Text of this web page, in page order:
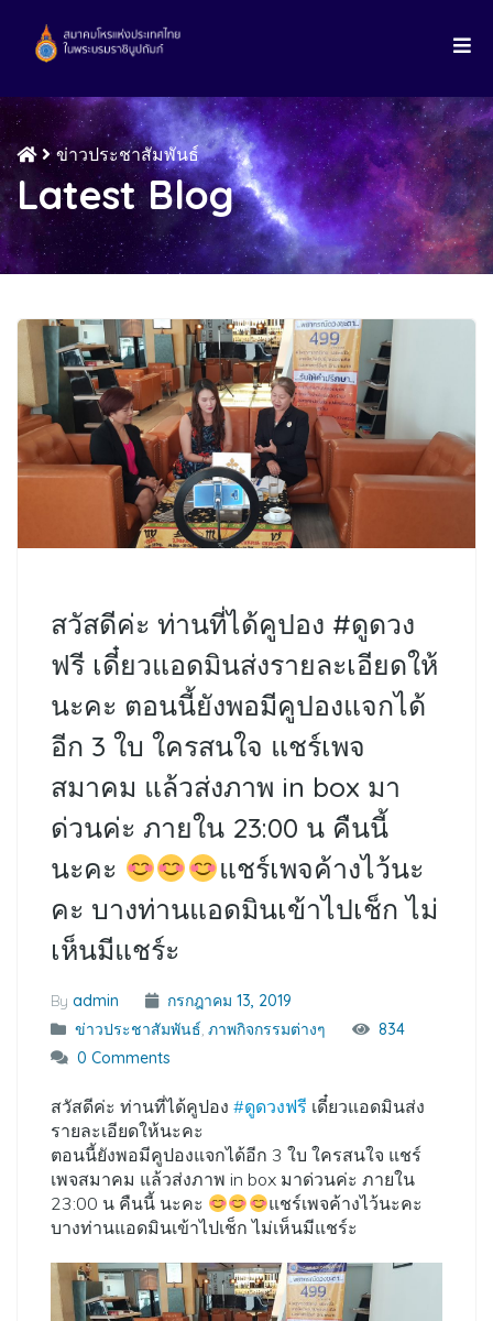
ข่าวประชาสัมพันธ์
Latest Blog
สวัสดีค่ะ ท่านที่ได้คูปอง #ดูดวง
ฟรี เดี๋ยวแอดมินส่งรายละเอียดให้
นะคะ ตอนนี้ยังพอมีคูปองแจกได้
อีก 3 ใบ ใครสนใจ แชร์เพจ
สมาคม แล้วส่งภาพ in box มา
ด่วนค่ะ ภายใน 23:00 น คืนนี้
นะคะ
แชร์เพจค้างไว้นะ
คะ บางท่านแอดมินเข้าไปเช็ก ไม่
เห็นมีแชร์ะ
By admin
กรกฎาคม 13, 2019
ข่าวประชาสัมพันธ์, ภาพกิจกรรมต่างๆ
834
0 Comments
สวัสดีค่ะ ท่านที่ได้คูปอง #ดูดวงฟรี เดี๋ยวแอดมินส่ง
รายละเอียดให้นะคะ
ตอนนี้ยังพอมีคูปองแจกได้อีก 3 ใบ ใครสนใจ แชร์
เพจสมาคม แล้วส่งภาพ in box มาด่วนค่ะ ภายใน
23:00 น คืนนี้ นะคะ
แชร์เพจค้างไว้นะคะ
บางท่านแอดมินเข้าไปเช็ก ไม่เห็นมีแชร์ะ